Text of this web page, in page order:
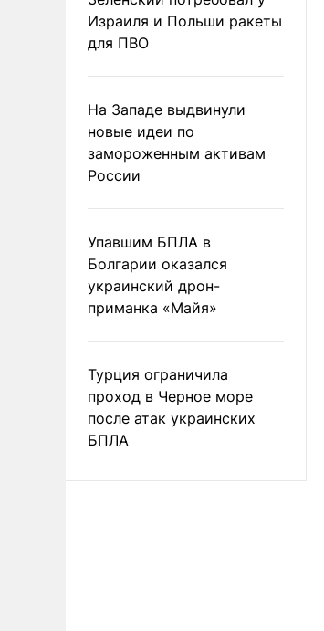
Израиля и Польши ракеты
для ПВО
На Западе выдвинули
новые идеи по
замороженным активам
России
Упавшим БПЛА в
Болгарии оказался
украинский дрон-
приманка «Майя»
Турция ограничила
проход в Черное море
после атак украинских
БПЛА